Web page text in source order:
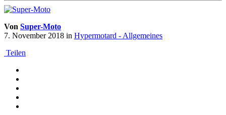
Von Super-Moto
7. November 2018 in Hypermotard - Allgemeines
Teilen